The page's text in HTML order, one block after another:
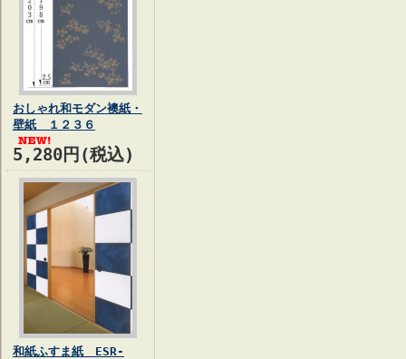
おしゃれ和モダン襖紙・
壁紙 １２３６
5,280円(税込)
和紙ふすま紙 ESR-